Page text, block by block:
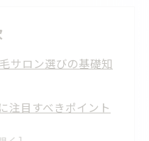
サロン選びの基礎知
注目すべきポイント